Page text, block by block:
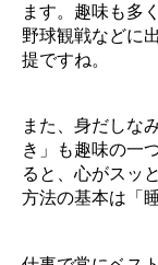
ます。趣味も多
野球観戦などに
提ですね。
また、身だしな
き」も趣味の一
ると、心がスッ
方法の基本は「